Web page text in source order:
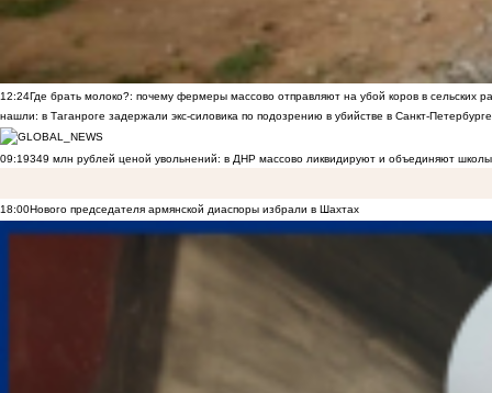
12:24Где брать молоко?: почему фермеры массово отправляют на убой коров в сельских
нашли: в Таганроге задержали экс-силовика по подозрению в убийстве в Санкт-Петербурге
09:19349 млн рублей ценой увольнений: в ДНР массово ликвидируют и объединяют
18:00Нового председателя армянской диаспоры избрали в Шахтах